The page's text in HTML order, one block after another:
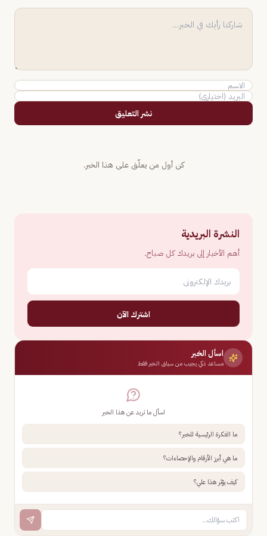
نشر التعليق
كن أول من يعلّق على هذا الخبر.
النشرة البريدية
أهم الأخبار إلى بريدك كل صباح.
اشترك الآن
اسأل الخبر
مساعد ذكي يجيب من سياق الخبر فقط
اسأل ما تريد عن هذا الخبر
ما الفكرة الرئيسية للخبر؟
ما هي أبرز الأرقام والإحصاءات؟
كيف يؤثر هذا علي؟